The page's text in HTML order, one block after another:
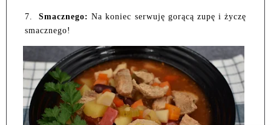
7.Smacznego: Na koniec serwuję gorącą zupę i życzę
smacznego!